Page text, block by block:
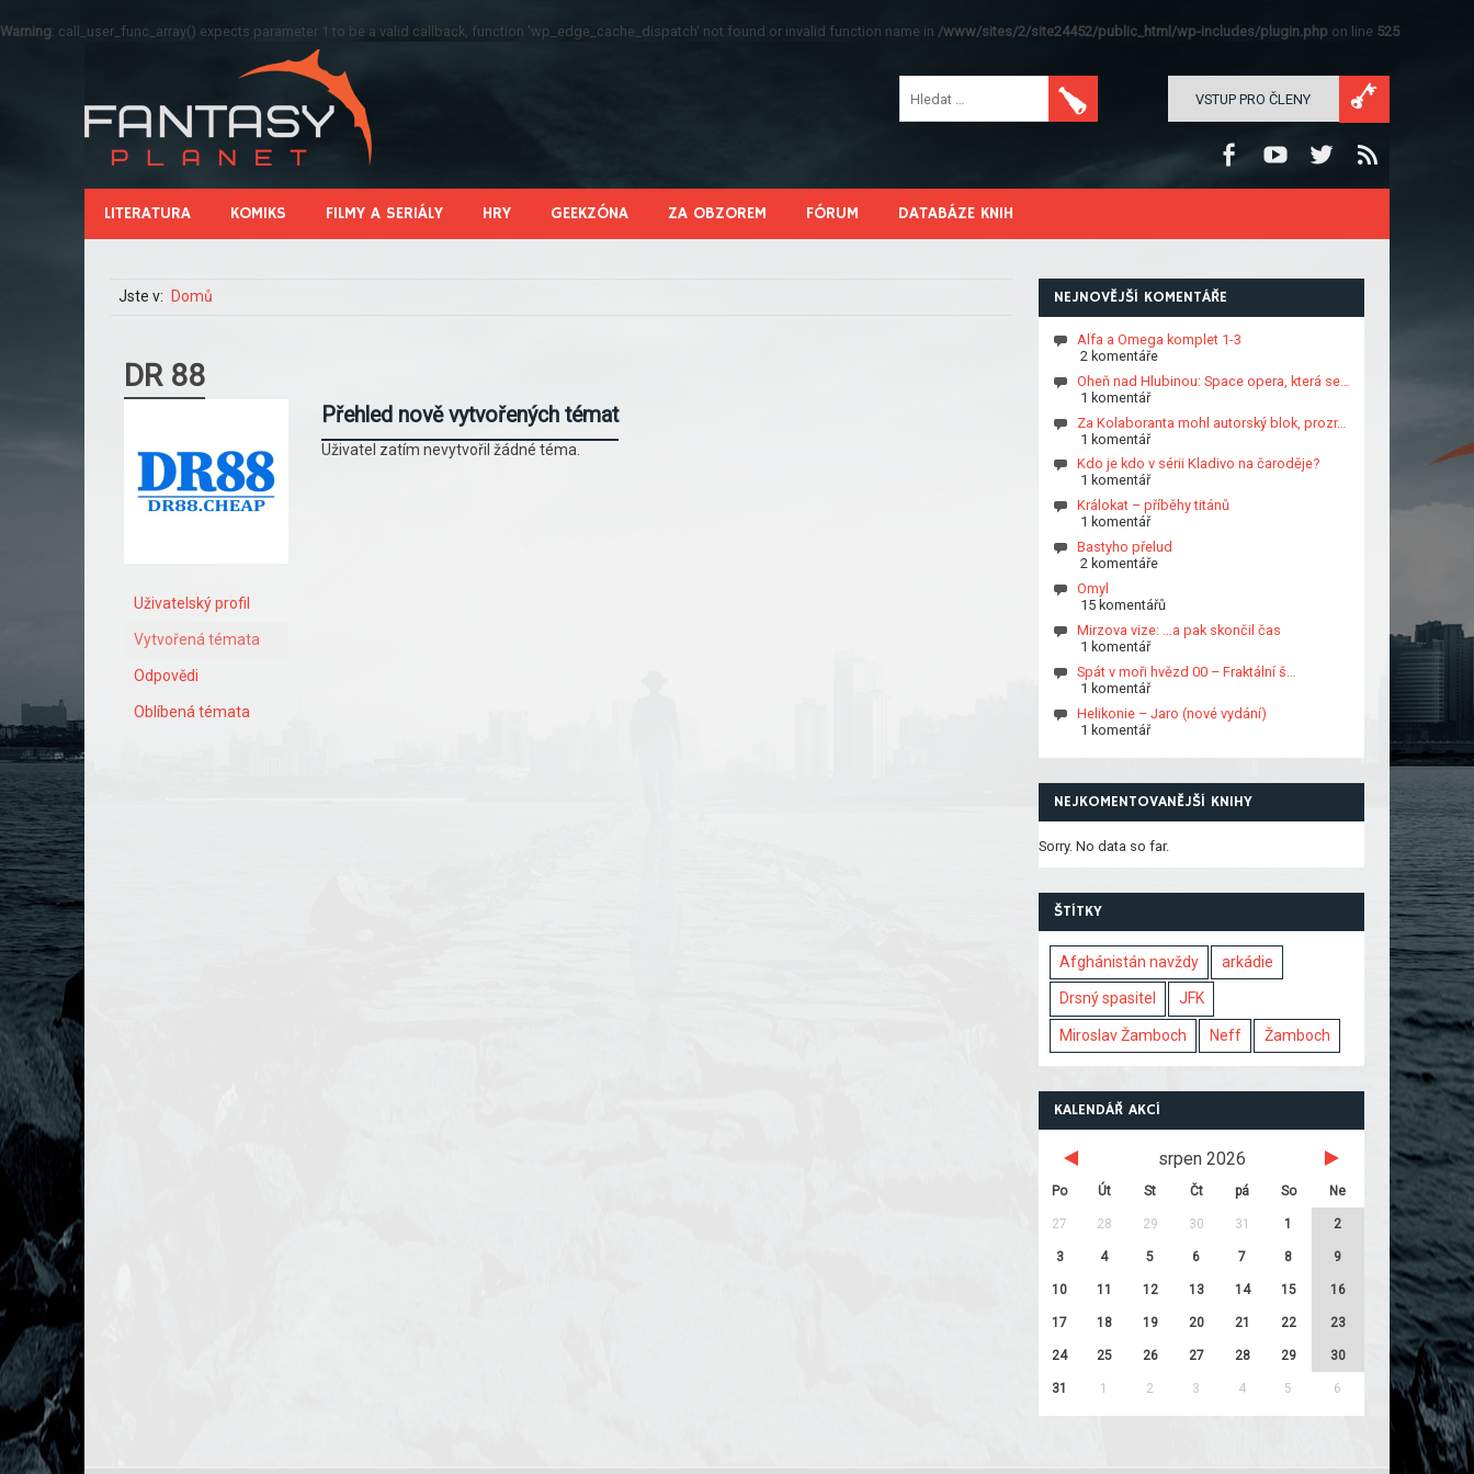
Warning: call_user_func_array() expects parameter 1 to be a valid callback, function 'wp_edge_cache_dispatch' not found or invalid function name in /www/sites/2/site24452/public_html/wp-includes/plugin.php on line 525
VSTUP PRO ČLENY
LITERATURA KOMIKS FILMY A SERIÁLY HRY GEEKZÓNA ZA OBZOREM FÓRUM DATABÁZE KNIH
Jste v: Domů
DR 88
Uživatelský profil
Vytvořená témata
Odpovědi
Oblíbená témata
Přehled nově vytvořených témat
Uživatel zatím nevytvořil žádné téma.
NEJNOVĚJŠÍ KOMENTÁŘE
Alfa a Omega komplet 1-3
2 komentáře
Oheň nad Hlubinou: Space opera, která se…
1 komentář
Za Kolaboranta mohl autorský blok, prozr…
1 komentář
Kdo je kdo v sérii Kladivo na čaroděje?
1 komentář
Králokat – příběhy titánů
1 komentář
Bastyho přelud
2 komentáře
Omyl
15 komentářů
Mirzova vize: …a pak skončil čas
1 komentář
Spát v moři hvězd 00 – Fraktální š…
1 komentář
Helikonie – Jaro (nové vydání)
1 komentář
NEJKOMENTOVANĚJŠÍ KNIHY
Sorry. No data so far.
ŠTÍTKY
Afghánistán navždy arkádie
Drsný spasitel JFK
Miroslav Žamboch Neff Žamboch
KALENDÁŘ AKCÍ
srpen 2026
Po Út St Čt pá So Ne
27 28 29 30 31 1 2
3 4 5 6 7 8 9
10 11 12 13 14 15 16
17 18 19 20 21 22 23
24 25 26 27 28 29 30
31 1 2 3 4 5 6